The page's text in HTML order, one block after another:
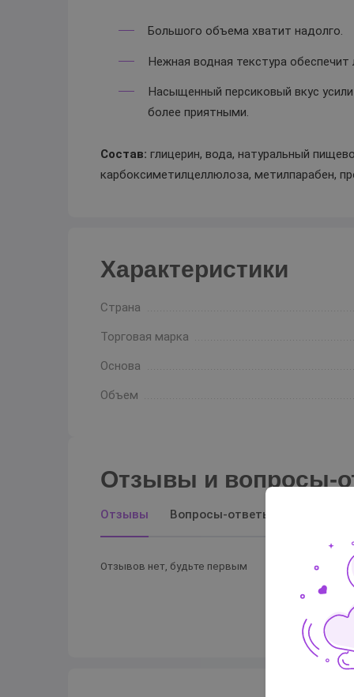
Большого объема хватит надолго.
Нежная водная текстура обеспечит
Насыщенный персиковый вкус
более приятными.
Состав: глицерин, вода, натуральный
карбоксиметилцеллюлоза, метилпарабен,
Характеристики
Страна
Торговая марка
Основа
Объем
Отзывы и вопросы-
Отзывы Вопросы-ответы
Отзывов нет, будьте первым